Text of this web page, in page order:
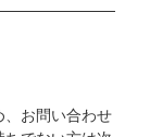
、お問い合わせ